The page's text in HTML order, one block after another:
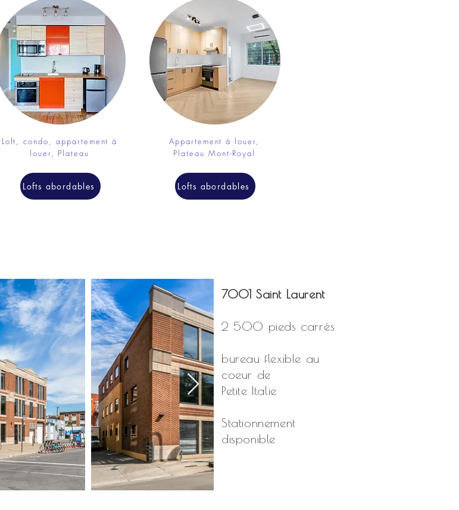
Loft, condo, appartement à
louer, Plateau
Lofts abordables
Appartement à louer,
Plateau Mont-Royal
Lofts abordables
7001 Saint Laurent
2 500 pieds carrés
bureau flexible au
coeur de
Petite Italie
Stationnement
disponible